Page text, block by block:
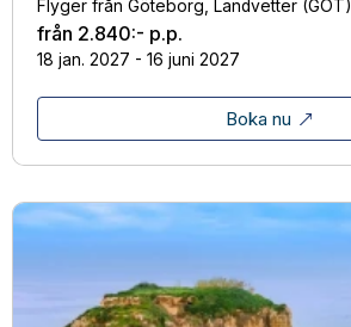
Flyger från Göteborg, Landvetter (GOT)
från 2.840:- p.p.
18 jan. 2027 - 16 juni 2027
Boka nu